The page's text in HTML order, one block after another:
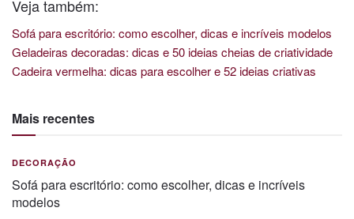
Veja também:
Sofá para escritório: como escolher, dicas e incríveis modelos
Geladeiras decoradas: dicas e 50 ideias cheias de criatividade
Cadeira vermelha: dicas para escolher e 52 ideias criativas
Mais recentes
DECORAÇÃO
Sofá para escritório: como escolher, dicas e incríveis
modelos